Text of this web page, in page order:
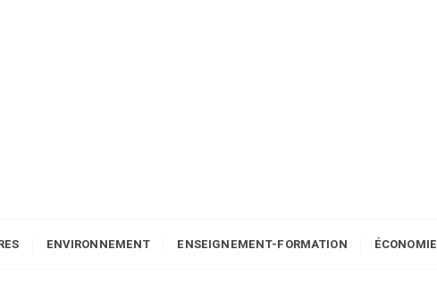
ENVIRONNEMENT ENSEIGNEMENT-FORMATION ÉCONOMIE